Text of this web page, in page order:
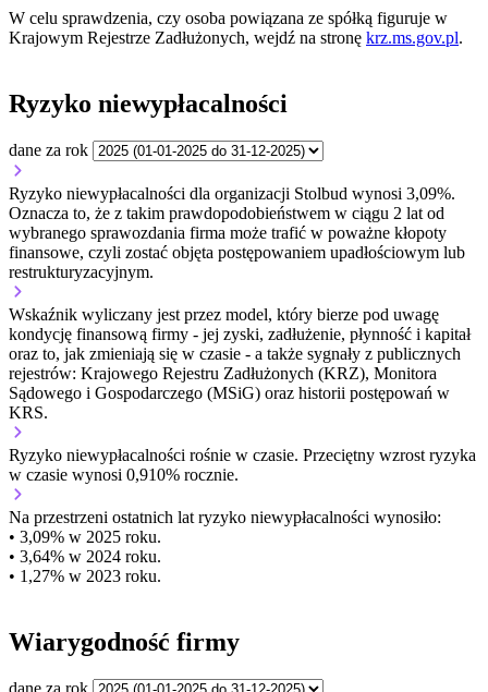
W celu sprawdzenia, czy osoba powiązana ze spółką figuruje w
Krajowym Rejestrze Zadłużonych, wejdź na stronę krz.ms.gov.pl.
Ryzyko niewypłacalności
dane za rok
Ryzyko niewypłacalności dla organizacji Stolbud wynosi 3,09%.
Oznacza to, że z takim prawdopodobieństwem w ciągu 2 lat od
wybranego sprawozdania firma może trafić w poważne kłopoty
finansowe, czyli zostać objęta postępowaniem upadłościowym lub
restrukturyzacyjnym.
Wskaźnik wyliczany jest przez model, który bierze pod uwagę
kondycję finansową firmy - jej zyski, zadłużenie, płynność i kapitał
oraz to, jak zmieniają się w czasie - a także sygnały z publicznych
rejestrów: Krajowego Rejestru Zadłużonych (KRZ), Monitora
Sądowego i Gospodarczego (MSiG) oraz historii postępowań w
KRS.
Ryzyko niewypłacalności rośnie w czasie. Przeciętny wzrost ryzyka
w czasie wynosi 0,910% rocznie.
Na przestrzeni ostatnich lat ryzyko niewypłacalności wynosiło:
• 3,09% w 2025 roku.
• 3,64% w 2024 roku.
• 1,27% w 2023 roku.
Wiarygodność firmy
dane za rok